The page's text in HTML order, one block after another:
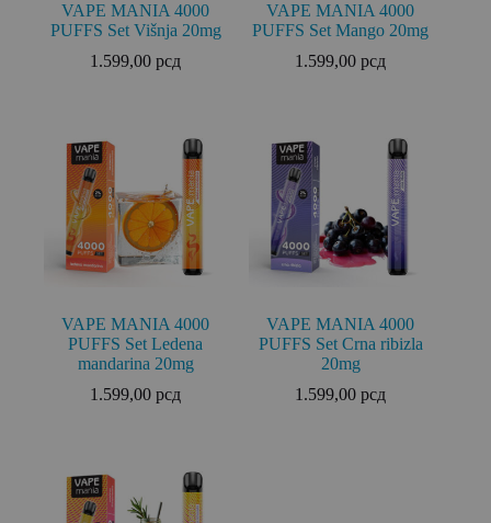
VAPE MANIA 4000
PUFFS Set Višnja 20mg
1.599,00рсд
VAPE MANIA 4000
PUFFS Set Mango 20mg
1.599,00рсд
VAPE MANIA 4000
PUFFS Set Ledena
mandarina 20mg
1.599,00рсд
VAPE MANIA 4000
PUFFS Set Crna ribizla
20mg
1.599,00рсд